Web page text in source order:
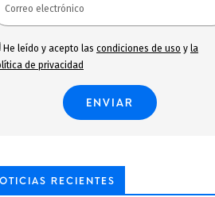
He leído y acepto las condiciones de uso y la
de privacidad
RECIENTES